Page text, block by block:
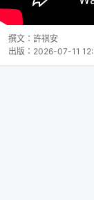
撰文： 許祺安
出版： 2026-07-11